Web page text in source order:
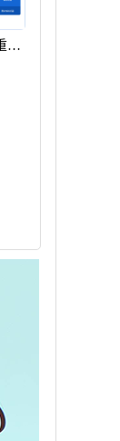
装